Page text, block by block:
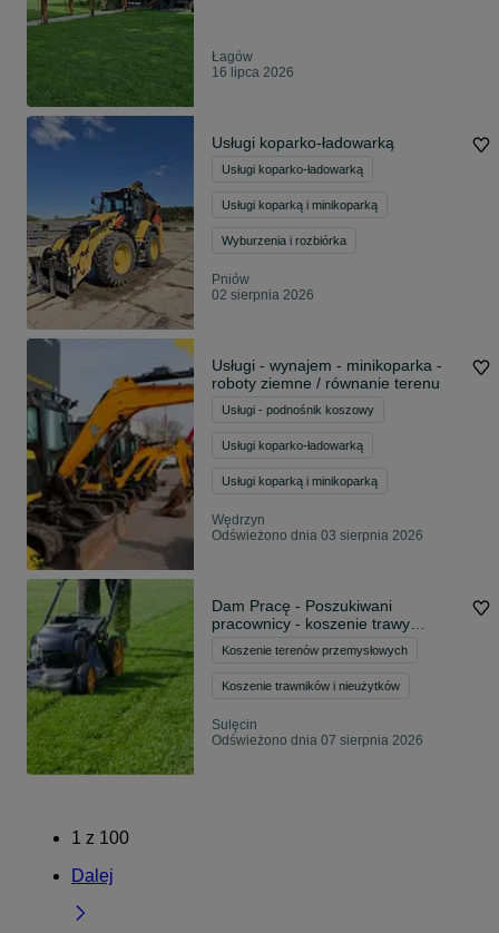
Łagów
16 lipca 2026
Usługi koparko-ładowarką
Usługi koparko-ładowarką
Usługi koparką i minikoparką
Wyburzenia i rozbiórka
Pniów
02 sierpnia 2026
Usługi - wynajem - minikoparka -
roboty ziemne / równanie terenu
Usługi - podnośnik koszowy
Usługi koparko-ładowarką
Usługi koparką i minikoparką
Wędrzyn
Odświeżono dnia 03 sierpnia 2026
Dam Pracę - Poszukiwani
pracownicy - koszenie trawy
Międzyrzecz i okolice
Koszenie terenów przemysłowych
Koszenie trawników i nieużytków
Sulęcin
Odświeżono dnia 07 sierpnia 2026
1 z 100
Dalej